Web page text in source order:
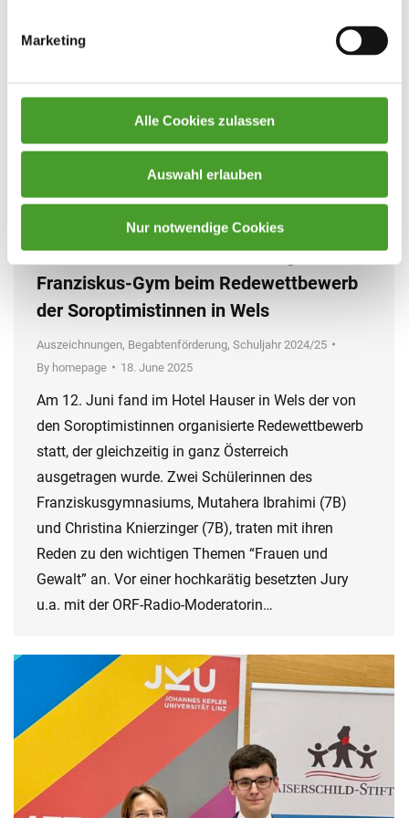
Marketing
Alle Cookies zulassen
Auswahl erlauben
Nur notwendige Cookies
Let`s talk about – Großer Erfolg für das
Franziskus-Gym beim Redewettbewerb
der Soroptimistinnen in Wels
Auszeichnungen, Begabtenförderung, Schuljahr 2024/25
By homepage 18. June 2025
Am 12. Juni fand im Hotel Hauser in Wels der von
den Soroptimistinnen organisierte Redewettbewerb
statt, der gleichzeitig in ganz Österreich
ausgetragen wurde. Zwei Schülerinnen des
Franziskusgymnasiums, Mutahera Ibrahimi (7B)
und Christina Knierzinger (7B), traten mit ihren
Reden zu den wichtigen Themen “Frauen und
Gewalt” an. Vor einer hochkarätig besetzten Jury
u.a. mit der ORF-Radio-Moderatorin…